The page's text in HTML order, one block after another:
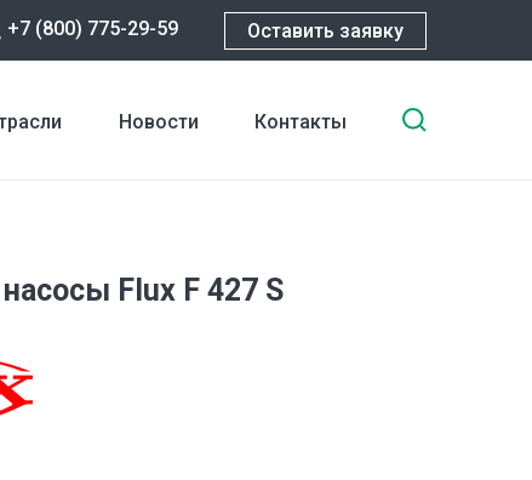
+7 (800) 775-29-59 Оставить заявку
Новости Контакты
Flux F 427 S